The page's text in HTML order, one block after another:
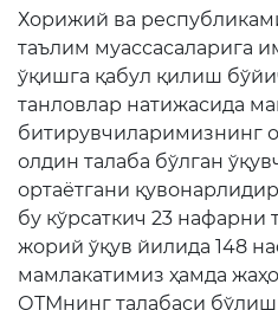
Хорижий ва
таълим муассасаларига
ўқишга қабул қилиш
танловлар натижасида
битирувчиларимизнинг
олдин талаба бўлган
ортаётгани
бу кўрсаткич 23 нафарни
жорий ўқув йилида 148
мамлакатимиз ҳамда
ОТМнинг талабаси бўлиш